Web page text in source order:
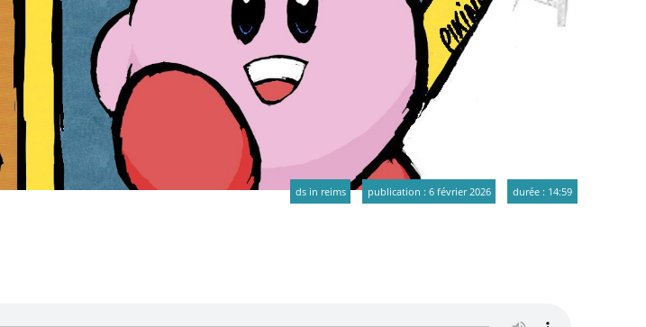
ds in reims publication : 6 février 2026 durée : 14:59